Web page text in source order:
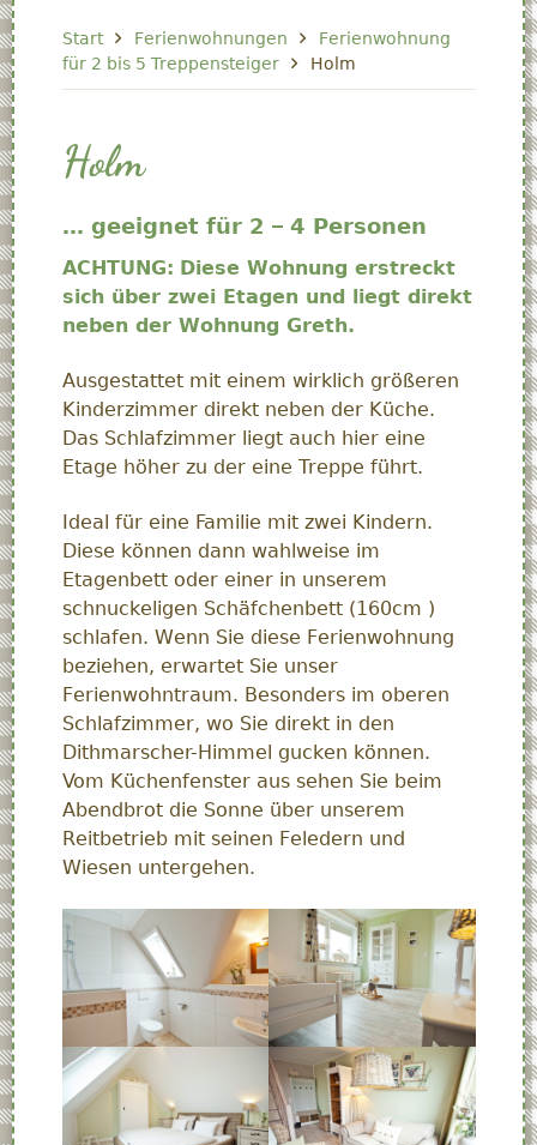
Start Ferienwohnungen
Ferienwohnung
für 2 bis 5 Treppensteiger
Holm
Holm
… geeignet für 2 – 4 Personen
ACHTUNG: Diese Wohnung erstreckt
sich über zwei Etagen und liegt direkt
neben der Wohnung Greth.
Ausgestattet mit einem wirklich größeren
Kinderzimmer direkt neben der Küche.
Das Schlafzimmer liegt auch hier eine
Etage höher zu der eine Treppe führt.
Ideal für eine Familie mit zwei Kindern.
Diese können dann wahlweise im
Etagenbett oder einer in unserem
schnuckeligen Schäfchenbett (160cm )
schlafen. Wenn Sie diese Ferienwohnung
beziehen, erwartet Sie unser
Ferienwohntraum. Besonders im oberen
Schlafzimmer, wo Sie direkt in den
Dithmarscher-Himmel gucken können.
Vom Küchenfenster aus sehen Sie beim
Abendbrot die Sonne über unserem
Reitbetrieb mit seinen Feledern und
Wiesen untergehen.